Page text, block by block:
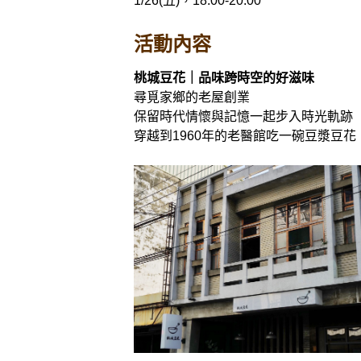
活動內容
桃城豆花｜品味跨時空的好滋味
尋覓家鄉的老屋創業
保留時代情懷與記憶一起步入時光
穿越到1960年的老醫館吃一碗豆漿豆花